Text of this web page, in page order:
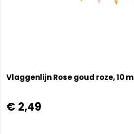
Vlaggenlijn Rose goud roze, 10 m
€ 2,49